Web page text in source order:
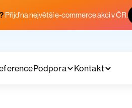
Přijď na největší e-commerce akci v ČR.
Podpora Kontakt